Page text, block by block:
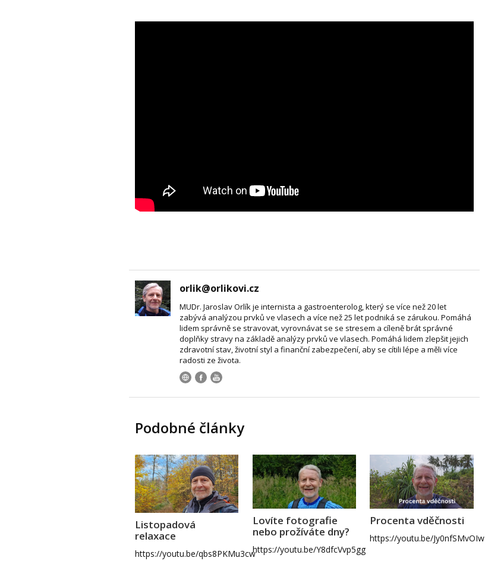
orlik@orlikovi.cz
MUDr. Jaroslav Orlík je internista a gastroenterolog, který se více než 20 let
zabývá analýzou prvků ve vlasech a více než 25 let podniká se zárukou. Pomáhá
lidem správně se stravovat, vyrovnávat se se stresem a cíleně brát správné
doplňky stravy na základě analýzy prvků ve vlasech. Pomáhá lidem zlepšit jejich
zdravotní stav, životní styl a finanční zabezpečení, aby se cítili lépe a měli více
radosti ze života.
Podobné články
Listopadová
relaxace
https://youtu.be/qbs8PKMu3cw
Lovíte fotografie
nebo prožíváte dny?
https://youtu.be/Y8dfcVvp5gg
Procenta vděčnosti
https://youtu.be/Jy0nfSMvOIw